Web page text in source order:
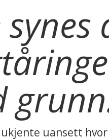
uansett